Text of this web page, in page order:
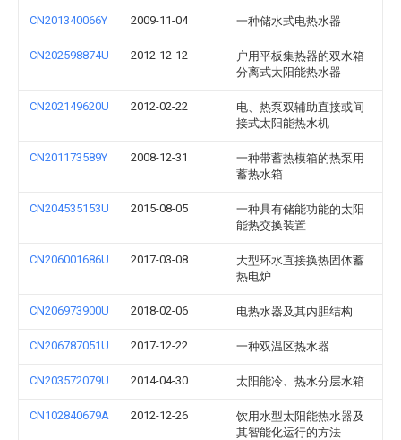
CN201340066Y 2009-11-04 一种储水式电热水器
CN202598874U 2012-12-12
户用平板集热器的双水箱
分离式太阳能热水器
CN202149620U 2012-02-22
电、热泵双辅助直接或间
接式太阳能热水机
CN201173589Y 2008-12-31
一种带蓄热模箱的热泵用
蓄热水箱
CN204535153U 2015-08-05
一种具有储能功能的太阳
能热交换装置
CN206001686U 2017-03-08
大型环水直接换热固体蓄
热电炉
CN206973900U 2018-02-06 电热水器及其内胆结构
CN206787051U 2017-12-22 一种双温区热水器
CN203572079U 2014-04-30 太阳能冷、热水分层水箱
CN102840679A 2012-12-26
饮用水型太阳能热水器及
其智能化运行的方法